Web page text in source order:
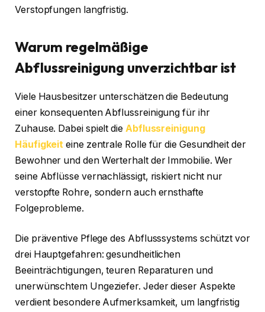
Verstopfungen langfristig.
Warum regelmäßige
Abflussreinigung unverzichtbar ist
Viele Hausbesitzer unterschätzen die Bedeutung
einer konsequenten Abflussreinigung für ihr
Zuhause. Dabei spielt die Abflussreinigung
Häufigkeit eine zentrale Rolle für die Gesundheit der
Bewohner und den Werterhalt der Immobilie. Wer
seine Abflüsse vernachlässigt, riskiert nicht nur
verstopfte Rohre, sondern auch ernsthafte
Folgeprobleme.
Die präventive Pflege des Abflusssystems schützt vor
drei Hauptgefahren: gesundheitlichen
Beeinträchtigungen, teuren Reparaturen und
unerwünschtem Ungeziefer. Jeder dieser Aspekte
verdient besondere Aufmerksamkeit, um langfristig